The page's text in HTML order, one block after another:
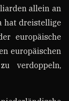
allein an
hat dreistellige
europäische
europäischen
verdoppeln,